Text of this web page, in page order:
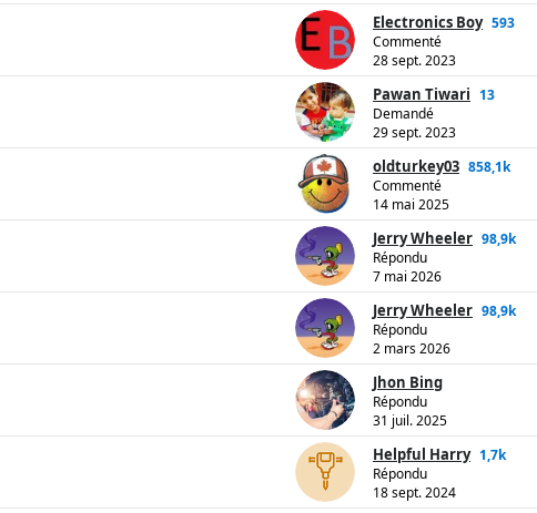
Electronics Boy 593
Commenté
28 sept. 2023
Pawan Tiwari 13
Demandé
29 sept. 2023
oldturkey03 858,1k
Commenté
14 mai 2025
Jerry Wheeler 98,9k
Répondu
7 mai 2026
Jerry Wheeler 98,9k
Répondu
2 mars 2026
Jhon Bing
Répondu
31 juil. 2025
Helpful Harry 1,7k
Répondu
18 sept. 2024